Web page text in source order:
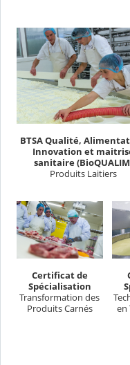
BTSA Qualité,
Innovation et
sanitaire
Produits Laitiers
Certificat de
Spécialisation
Transformation des
Produits Carnés
en